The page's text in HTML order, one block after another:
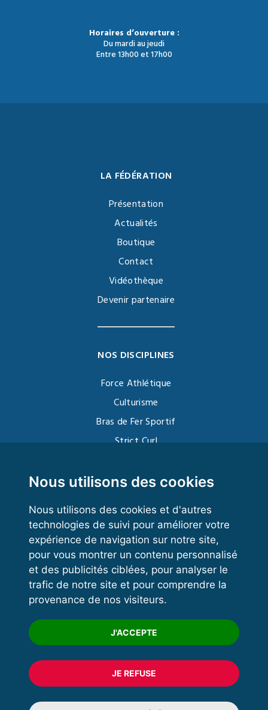
Nous utilisons des cookies
Nous utilisons des cookies et d'autres
technologies de suivi pour améliorer votre
expérience de navigation sur notre site,
pour vous montrer un contenu personnalisé
et des publicités ciblées, pour analyser le
trafic de notre site et pour comprendre la
provenance de nos visiteurs.
J'ACCEPTE
JE REFUSE
Horaires d’ouverture :
Du mardi au jeudi
Entre 13h00 et 17h00
LA FÉDÉRATION
Présentation
Actualités
Boutique
Contact
Vidéothèque
Devenir partenaire
NOS DISCIPLINES
Force Athlétique
Culturisme
Bras de Fer Sportif
Strict Curl
Kettlebell
VOS ESPACES
Espace dirigeant
Espace licencié
Trouver un club
Formation
© 2020 FFFORCE Tous droits réservés
Mentions légales